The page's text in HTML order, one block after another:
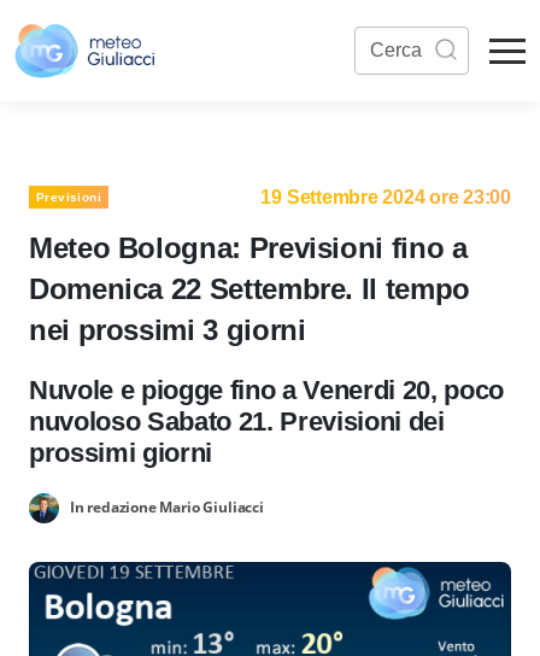
Previsioni 19 Settembre 2024 ore 23:00
Meteo Bologna: Previsioni fino a
Domenica 22 Settembre. Il tempo
nei prossimi 3 giorni
Nuvole e piogge fino a Venerdi 20, poco
nuvoloso Sabato 21. Previsioni dei
prossimi giorni
In redazione Mario Giuliacci